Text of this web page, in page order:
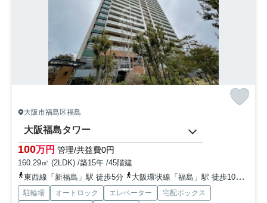
大阪市福島区福島
大阪福島タワー
100万円 管理/共益費0円
160.29㎡ (2LDK) /築15年 /45階建
東西線「新福島」駅 徒歩5分
大阪環状線「福島」駅 徒歩10分
駐輪場 オートロック エレベーター
宅配ボックス